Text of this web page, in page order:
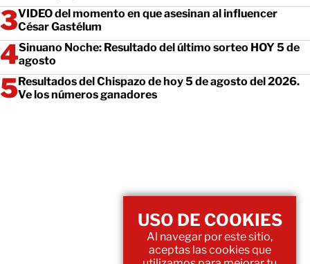
VIDEO del momento en que asesinan al influencer
César Gastélum
Sinuano Noche: Resultado del último sorteo HOY 5 de
agosto
Resultados del Chispazo de hoy 5 de agosto del 2026.
Ve los números ganadores
USO DE COOKIES
Al navegar por este sitio,
aceptas las cookies que